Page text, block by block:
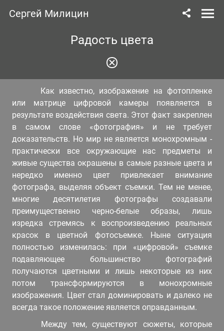
Сергей Милицин
Радость цвета
Как известно, изображение на фотопленке
или матрице цифровой камеры появляется в
результате воздействия света. Этот факт закреплен
в самом слове «фотография» и не требует
доказательств. Но мир не является монохромным -
практически все окружающие нас предметы и
живые существа окрашены в самые разные цвета и
нередко именно цвет привлекает внимание
фотографа, выделяя объект съемки. Тем не менее,
многие десятилетия фотографы создавали
преимущественно черно-белые образы, лишь
изредка стремясь к воспроизведению реальных
красок в цветной фотосъемке. Ныне ситуация
полностью изменилась: при «цифровой» съемке
подавляющее большинство фотографий
получаются цветными и лишь некоторые из них
потом трансформируются в монохромные
изображения. Цвет стал доминировать и далеко не
всегда такое положение является оправданным.
Между тем, существуют сюжеты, которые